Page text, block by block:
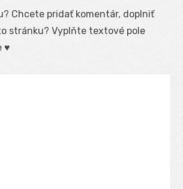
Chcete pridať komentár, doplniť
stránku? Vyplňte textové pole
♥